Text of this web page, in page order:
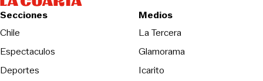
Secciones
Chile
Espectaculos
Deportes
Medios
La TerceraOpens in new
Glamorama
Icarito